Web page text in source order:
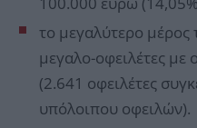
το μεγαλύτερο
μεγαλο-οφειλέτες με
(2.641 οφειλέτες
υπόλοιπου οφειλών).